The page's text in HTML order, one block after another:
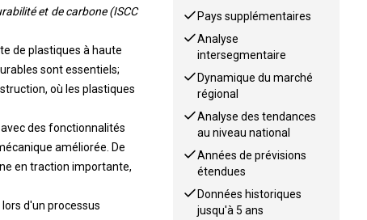
et de carbone (ISCC
de plastiques à haute
sont essentiels;
où les plastiques
des fonctionnalités
améliorée. De
en traction importante,
d'un processus
Pays supplémentaires
Analyse
intersegmentaire
Dynamique du marché
régional
Analyse des tendances
au niveau national
Années de prévisions
étendues
Données historiques
jusqu'à 5 ans